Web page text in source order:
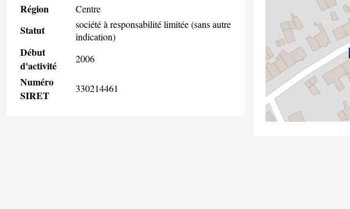
Région Centre
Statut
société à responsabilité limitée (sans autre
indication)
Début
d'activité
2006
Numéro
SIRET
330214461